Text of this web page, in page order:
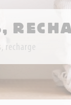
recharge